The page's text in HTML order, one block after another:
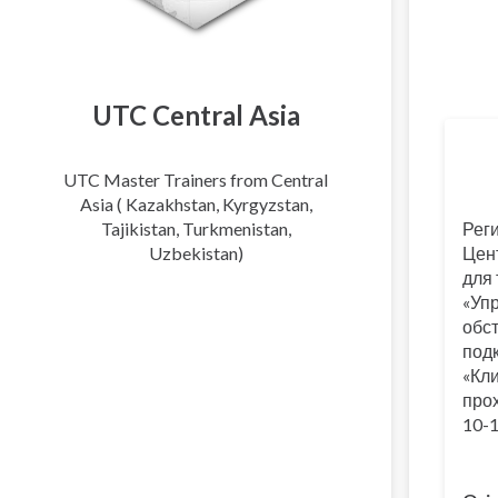
UTC Central Asia
UTC Master Trainers from Central
Asia ( Kazakhstan, Kyrgyzstan,
Tajikistan, Turkmenistan,
Uzbekistan)
для
10-